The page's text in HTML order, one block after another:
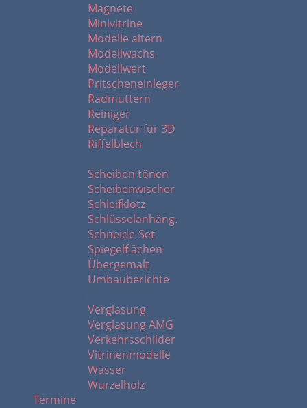
Magnete
Minivitrine
Modelle altern
Modellwachs
Modellwert
Pritscheneinleger
Radmuttern
Reiniger
Reparatur für 3D
Riffelblech
Scheiben tönen
Scheibenwischer
Schleifklotz
Schlüsselanhäng.
Schneide-Set
Spiegelflächen
Übergemalt
Umbauberichte
Verglasung
Verglasung AMG
Verkehrsschilder
Vitrinenmodelle
Wasser
Wurzelholz
Termine